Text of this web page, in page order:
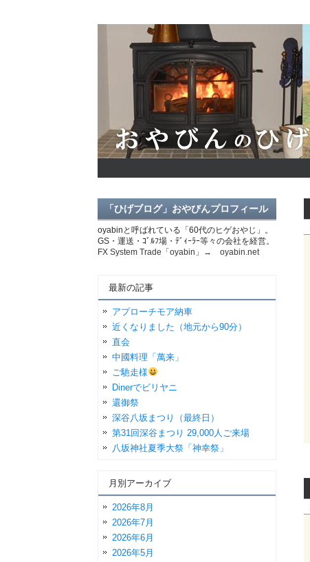
「ひげブログ」おやびんプロフィール
oyabinと呼ばれている「60代のヒゲおやじ」。
GS・運送・ｺﾞﾙﾌ場・ﾃﾞｨｰﾗｰ等々の会社を経営。
FX System Trade「oyabin」→ oyabin.net
最新の記事
アプローチモア納車
近くなりました（地元から90分）
直会
中國料理「萬来」
ご馳走様
Dinerでビリヤニ
還御祭
深谷八坂まつり（最終日）
第31回深谷まつり 29,000人ご来場
八坂神社夏季大祭「神幸祭」
月別アーカイブ
2026年8月
2026年7月
2026年6月
2026年5月